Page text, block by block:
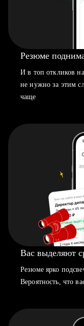
Резюме
И в топ откликов
не нужно за этим
чаще
Вас выделяют
Резюме ярко
Вероятность, что